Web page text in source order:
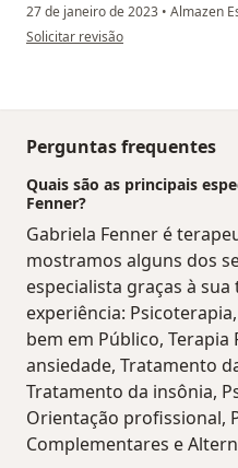
27 de janeiro de 2023 • Almazen
na opinião do utilizador Rosângela
Solicitar revisão
Perguntas frequentes
Quais são as principais
Fenner?
Gabriela Fenner é
mostramos alguns dos
especialista graças à
experiência:
bem em Público, Terapia
ansiedade, Tratamento
Tratamento da insônia,
Orientação profissional,
Complementares e